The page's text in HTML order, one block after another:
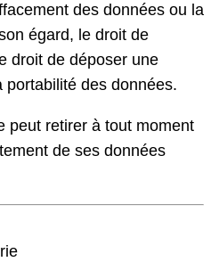
des données ou la
égard, le droit de
droit de déposer une
portabilité des données.
peut retirer à tout moment
de ses données